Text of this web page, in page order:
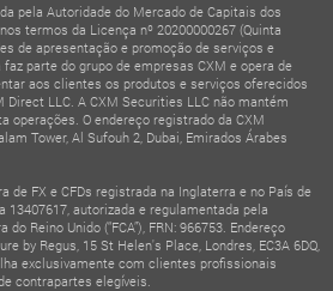
pela Autoridade do Mercado de Capitais dos
termos da Licença nº 20200000267 (Quinta
de apresentação e promoção de serviços e
parte do grupo de empresas CXM e opera de
aos clientes os produtos e serviços oferecidos
Direct LLC. A CXM Securities LLC não mantém
operações. O endereço registrado da CXM
Tower, Al Sufouh 2, Dubai, Emirados Árabes
de FX e CFDs registrada na Inglaterra e no País de
autorizada e regulamentada pela
Reino Unido (“FCA”), FRN: 966753. Endereço
by Regus, 15 St Helen's Place, Londres, EC3A 6DQ,
exclusivamente com clientes profissionais
contrapartes elegíveis.